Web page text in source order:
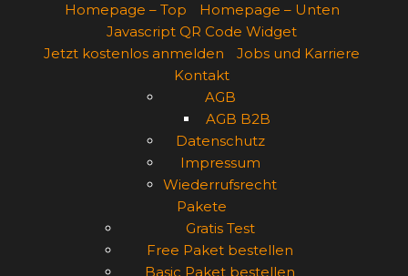
Homepage – Top
Homepage – Unten
Javascript QR Code Widget
Jetzt kostenlos anmelden
Jobs und Karriere
Kontakt
AGB
AGB B2B
Datenschutz
Impressum
Wiederrufsrecht
Pakete
Gratis Test
Free Paket bestellen
Basic Paket bestellen